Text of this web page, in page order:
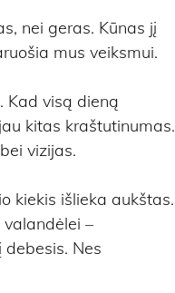
nei geras. Kūnas jį
mus veiksmui.
Kad visą dieną
kitas kraštutinumas.
vizijas.
kiekis išlieka aukštas.
–
Nes